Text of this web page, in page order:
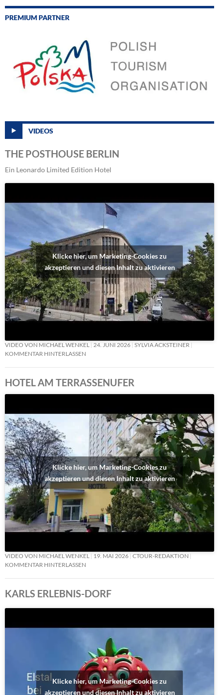
PREMIUM PARTNER
VIDEOS
THE POSTHOUSE BERLIN
Ein Leonardo Limited Edition Hotel
Klicke hier, um Marketing-Cookies zu
akzeptieren und diesen Inhalt zu aktivieren
VIDEO VON MICHAEL WENKEL 24. JUNI 2026 SYLVIA ACKSTEINER
KOMMENTAR HINTERLASSEN
HOTEL AM TERRASSENUFER
Klicke hier, um Marketing-Cookies zu
akzeptieren und diesen Inhalt zu aktivieren
VIDEO VON MICHAEL WENKEL 19. MAI 2026 CTOUR-REDAKTION
KOMMENTAR HINTERLASSEN
KARLS ERLEBNIS-DORF
Klicke hier, um Marketing-Cookies zu
akzeptieren und diesen Inhalt zu aktivieren